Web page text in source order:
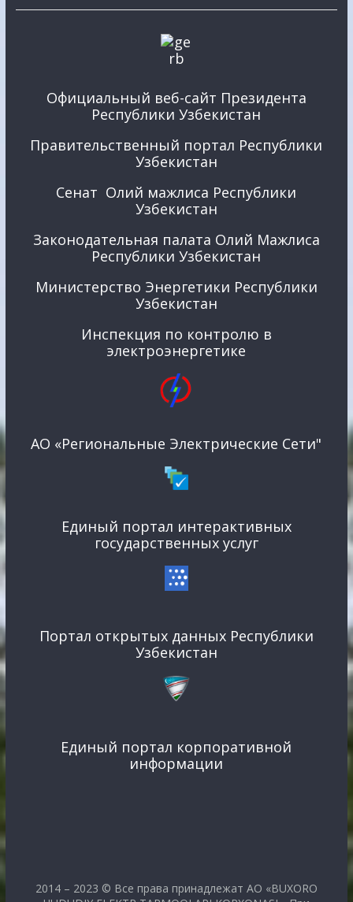
Официальный веб-сайт Президента
Республики Узбекистан
Правительственный портал Республики
Узбекистан
Сенат Олий мажлиса Республики
Узбекистан
Законодательная палата Олий Мажлиса
Республики Узбекистан
Министерство Энергетики Республики
Узбекистан
Инспекция по контролю в
электроэнергетике
АО «Региональные Электрические Сети"
Единый портал интерактивных
государственных услуг
Портал открытых данных Республики
Узбекистан
Единый портал корпоративной
информации
2014 – 2023 © Все права принадлежат АО «BUXORO